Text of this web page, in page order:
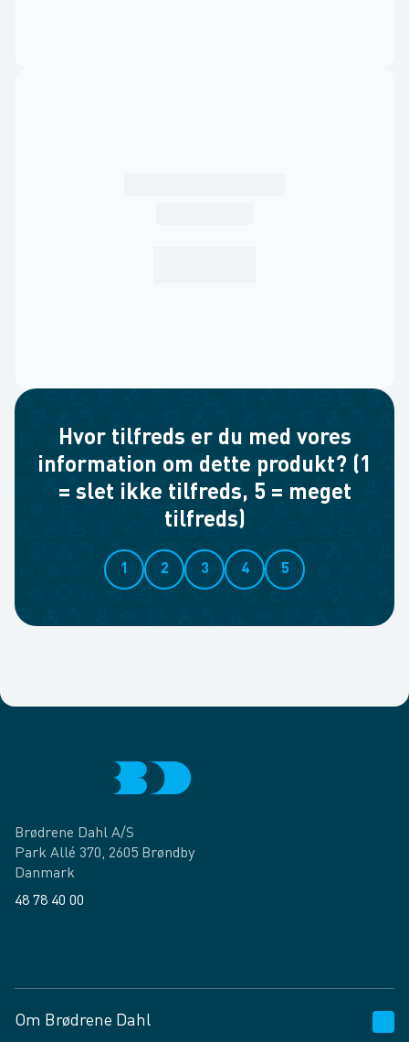
Hvor tilfreds er du med vores
information om dette produkt? (1
= slet ikke tilfreds, 5 = meget
tilfreds)
1 2 3 4 5
Brødrene Dahl A/S
Park Allé 370, 2605 Brøndby
Danmark
48 78 40 00
Om Brødrene Dahl